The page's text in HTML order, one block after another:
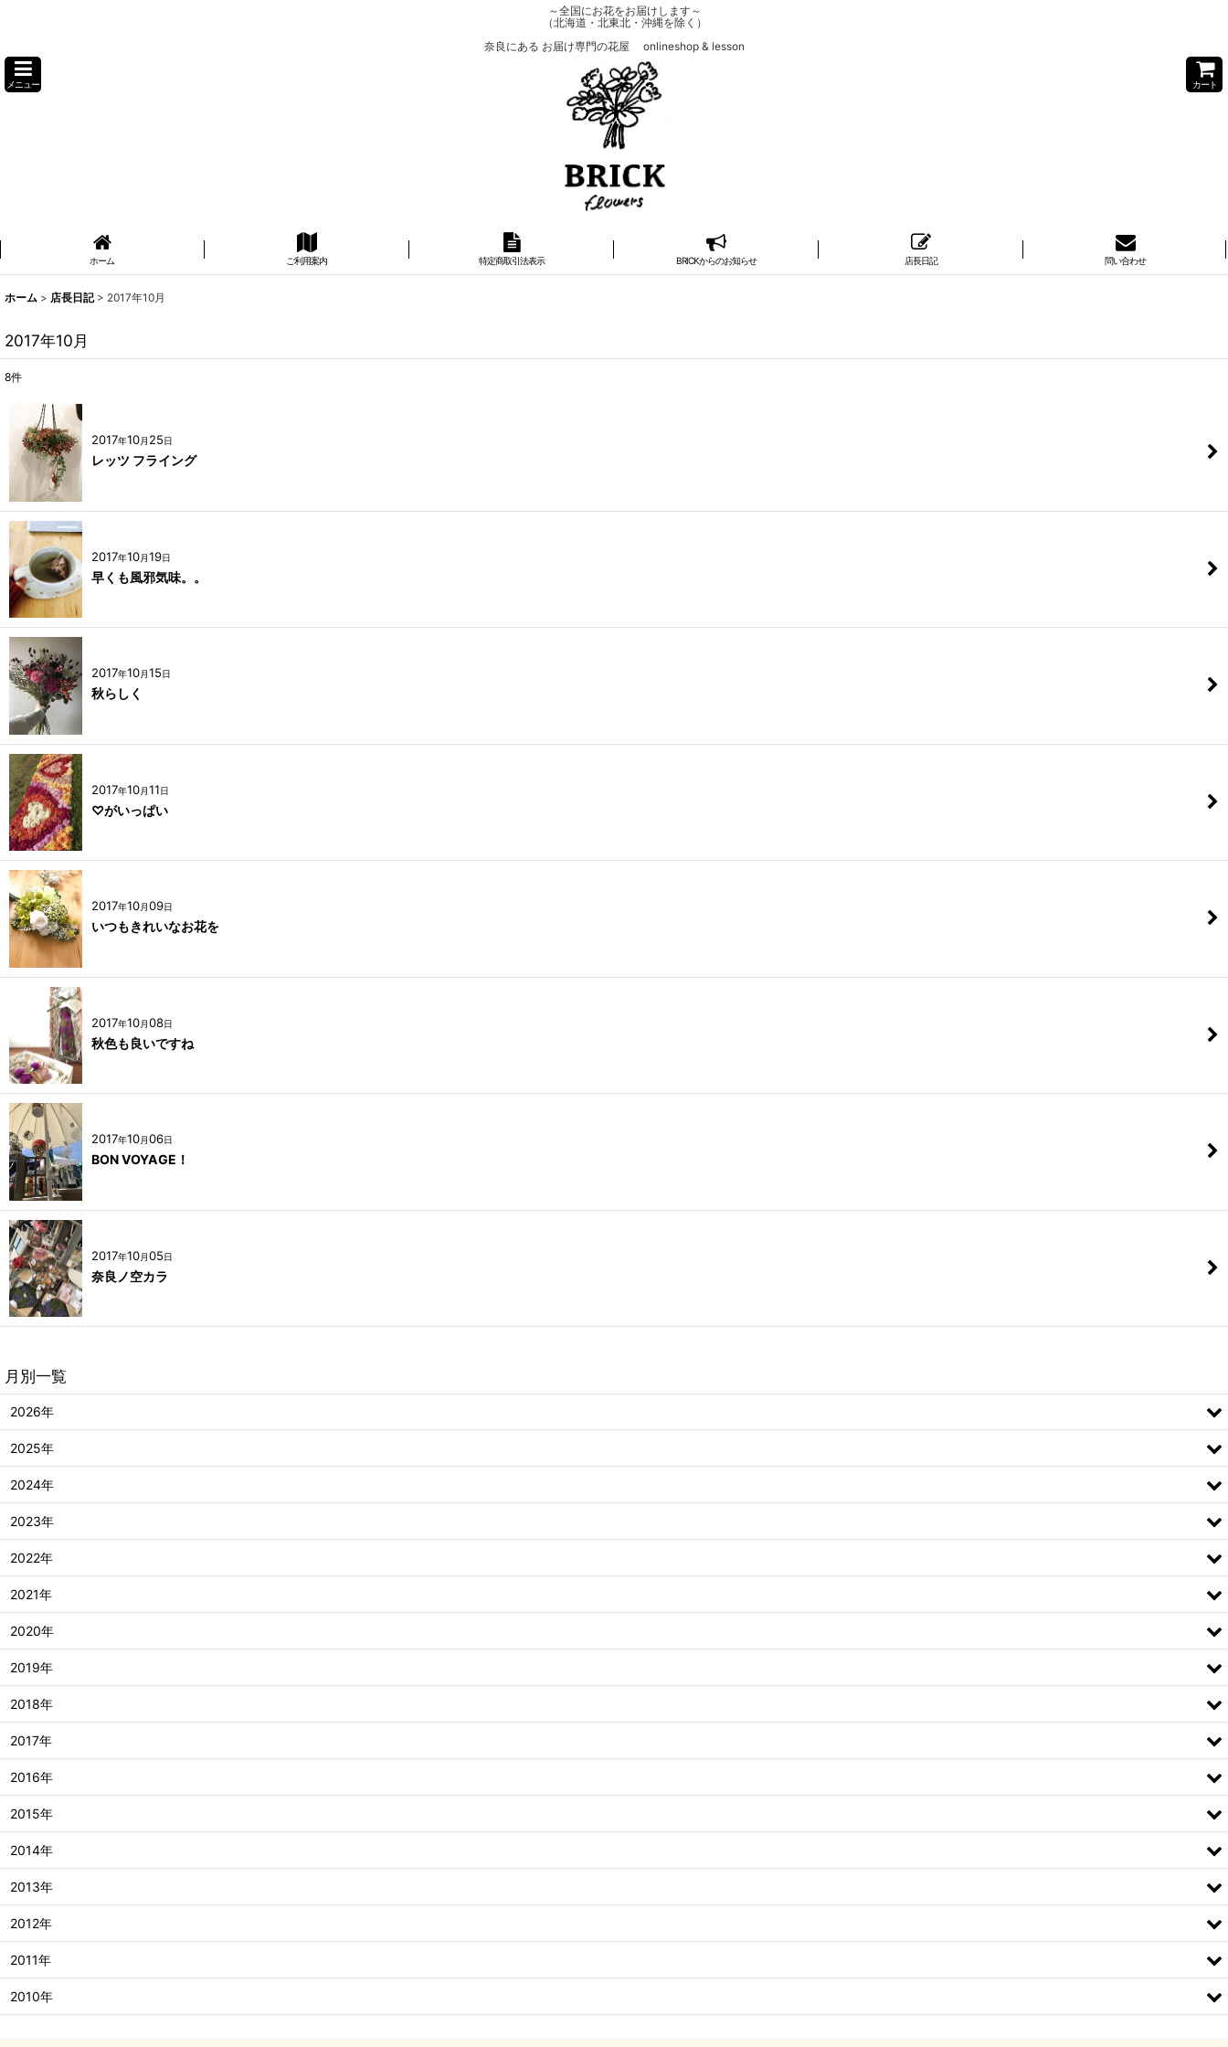
～全国にお花をお届けします～
（北海道・北東北・沖縄を除く）
奈良にある お届け専門の花屋 onlineshop & lesson
メニュー カート
ホーム ご利用案内 特定商取引法表示 BRICKからのお知らせ 店長日記 問い合わせ
ホーム > 店長日記 > 2017年10月
2017年10月
8件
2017年10月 25日
レッツ フライング
2017年10月19日
早くも風邪気味。。
2017年10月15日
秋らしく
2017年10月11日
♡がいっぱい
2017年10月09日
いつもきれいなお花を
2017年10月08日
秋色も良いですね
2017年10月06日
BON VOYAGE！
2017年10月05日
奈良ノ空カラ
月別一覧
2026年
2025年
2024年
2023年
2022年
2021年
2020年
2019年
2018年
2017年
2016年
2015年
2014年
2013年
2012年
2011年
2010年